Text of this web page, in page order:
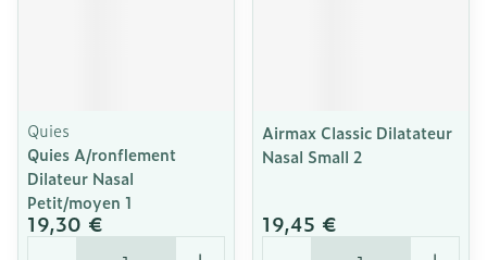
Quies
Quies A/ronflement
Dilateur Nasal
Petit/moyen 1
19,30 €
Quantité
Airmax Classic Dilatateur
Nasal Small 2
19,45 €
Quantité